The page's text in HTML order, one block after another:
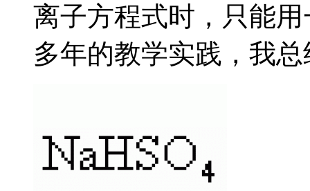
离子方程式时，只能
多年的教学实践，我总